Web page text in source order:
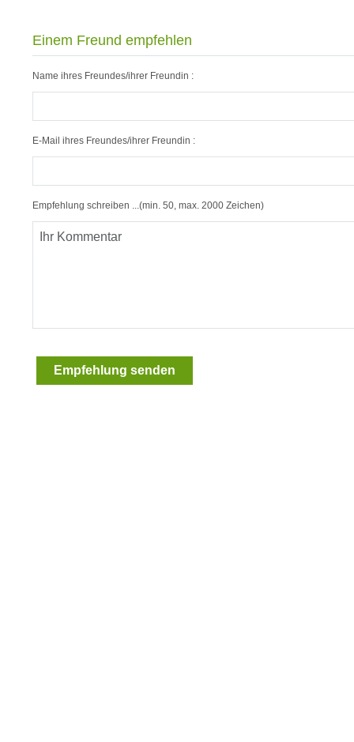
Einem Freund empfehlen
Name ihres Freundes/ihrer Freundin :
E-Mail ihres Freundes/ihrer Freundin :
Empfehlung schreiben ...(min. 50, max. 2000 Zeichen)
Empfehlung senden